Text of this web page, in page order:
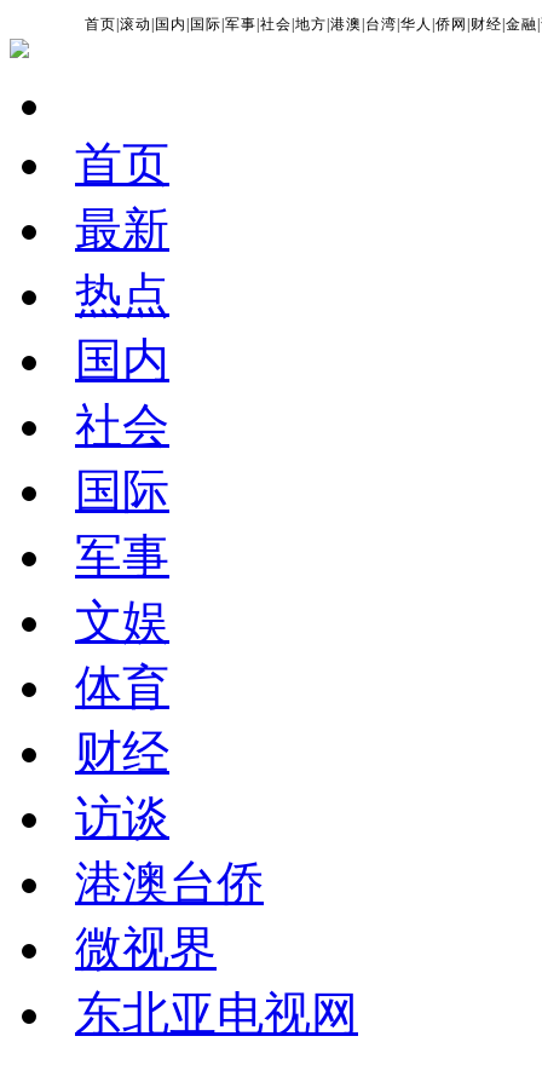
首页 |滚动 国内 国际 |军事 |社会 |地方 |港澳 台湾 |华人 |侨网 财经 |金融 |
首页
最新
热点
国内
社会
国际
军事
文娱
体育
财经
访谈
港澳台侨
微视界
东北亚电视网